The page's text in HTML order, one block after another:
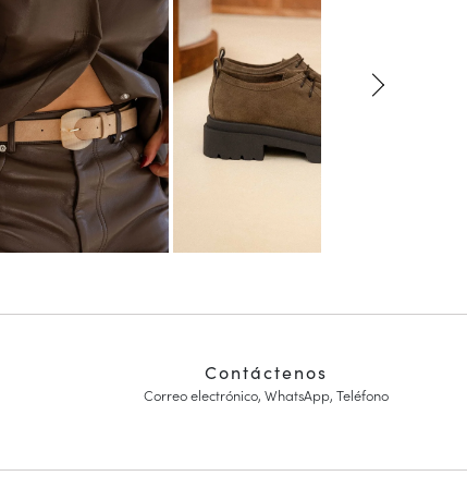
Contáctenos
Correo electrónico, WhatsApp, Teléfono